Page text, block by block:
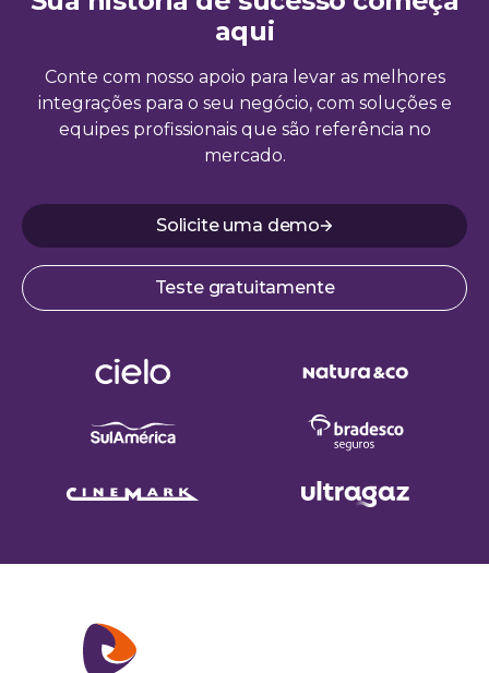
aqui
Conte com nosso apoio para levar as melhores
integrações para o seu negócio, com soluções e
equipes profissionais que são referência no
mercado.
Solicite uma demo
Teste gratuitamente